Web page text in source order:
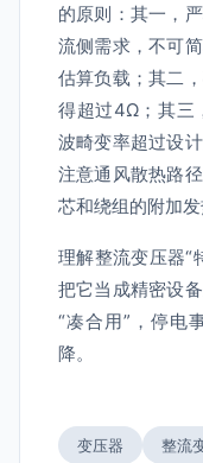
的原则：其一，
流侧需求，不可
估算负载；其二
得超过4Ω；其三
波畸变率超过设
注意通风散热路
芯和绕组的附加
理解整流变压器“
把它当成精密设
“凑合用”，停电
降。
变压器 整流